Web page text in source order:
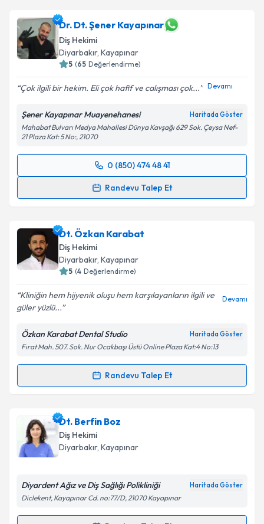
Dr. Dt. Şener Kayapınar
Diş Hekimi
Diyarbakır, Kayapınar
5 (65 Değerlendirme)
Çok ilgili bir hekim. Eli çok hafif ve calışması çok... Devamı
Şener Kayapınar Muayenehanesi Haritada Göster
Mahabat Bulvarı Medya Mahallesi Dünya Kavşağı 629 Sok. Çeysa Nef-
21 Plaza Kat: 5 No:, 21070
0 (850) 474 48 41
Randevu Talep Et
Randevu Takvimi Talebi
takvim hazırlandığında e-posta ile bilgilendireceğiz.
E-posta Adresiniz
kapsamda işlenmesini kabul ediyorum.
Takvim Talebini Gönder
Dt. Özkan Karabat
Diş Hekimi
Diyarbakır, Kayapınar
5 (4 Değerlendirme)
Kliniğin hem hijyenik oluşu hem karşılayanların ilgili ve
güler yüzlü...
Devamı
Özkan Karabat Dental Studio Haritada Göster
Fırat Mah. 507. Sok. Nur Ocakbaşı Üstü Online Plaza Kat:4 No:13
Randevu Talep Et
Randevu Takvimi Talebi
Dt. Özkan Karabatiçin randevu takvimi talebi
oluşturun. Size bu uzmandan randevu almanız için bir
takvim hazırlandığında e-posta ile bilgilendireceğiz.
Dt. Berfin Boz
Diş Hekimi
Diyarbakır, Kayapınar
Diyardent Ağız ve Diş Sağlığı Polikliniği Haritada Göster
Diclekent, Kayapınar Cd. no:77/D, 21070 Kayapınar